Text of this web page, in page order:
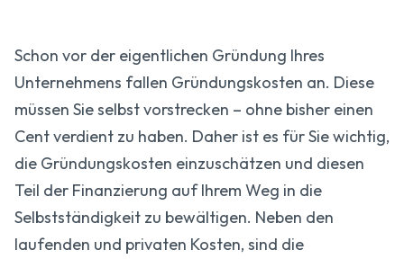
Schon vor der eigentlichen Gründung Ihres
Unternehmens fallen Gründungskosten an. Diese
müssen Sie selbst vorstrecken – ohne bisher einen
Cent verdient zu haben. Daher ist es für Sie wichtig,
die Gründungskosten einzuschätzen und diesen
Teil der Finanzierung auf Ihrem Weg in die
Selbstständigkeit zu bewältigen. Neben den
laufenden und privaten Kosten, sind die